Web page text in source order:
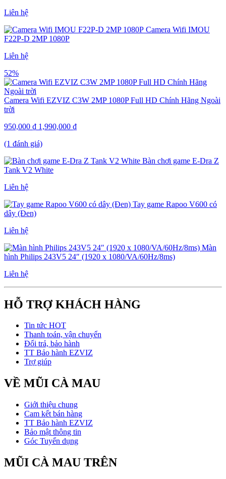
Liên hệ
Camera Wifi IMOU
F22P-D 2MP 1080P
Liên hệ
52%
Camera Wifi EZVIZ C3W 2MP 1080P Full HD Chính Hãng Ngoài
trời
950,000 ₫ 1,990,000 ₫
(1 đánh giá)
Bàn chơi game E-Dra Z
Tank V2 White
Liên hệ
Tay game Rapoo V600 có
dây (Đen)
Liên hệ
Màn
hình Philips 243V5 24″ (1920 x 1080/VA/60Hz/8ms)
Liên hệ
HỖ TRỢ KHÁCH HÀNG
Tin tức HOT
Thanh toán, vận chuyển
Đổi trả, bảo hành
TT Bảo hành EZVIZ
Trợ giúp
VỀ MŨI CÀ MAU
Giới thiệu chung
Cam kết bán hàng
TT Bảo hành EZVIZ
Bảo mật thông tin
Góc Tuyển dụng
MŨI CÀ MAU TRÊN